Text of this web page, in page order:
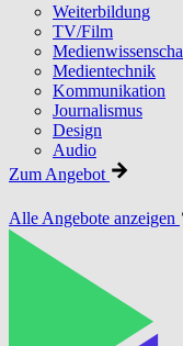
Weiterbildung
TV/Film
Medientechnik
Kommunikation
Journalismus
Design
Audio
Zum Angebot
Alle Angebote anzeigen